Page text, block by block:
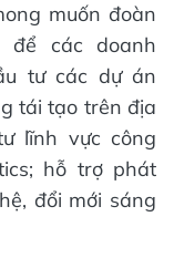
muốn đoàn
để các doanh
tư các dự án
tái tạo trên địa
lĩnh vực công
hỗ trợ phát
đổi mới sáng